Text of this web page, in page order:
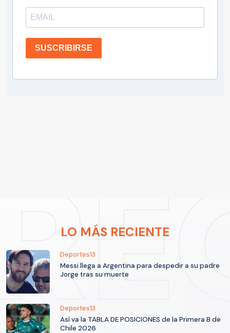
SUSCRIBIRSE
LO MÁS RECIENTE
Deportes13
Messi llega a Argentina para despedir a su padre
Jorge tras su muerte
Deportes13
Así va la TABLA DE POSICIONES de la Primera B de
Chile 2026